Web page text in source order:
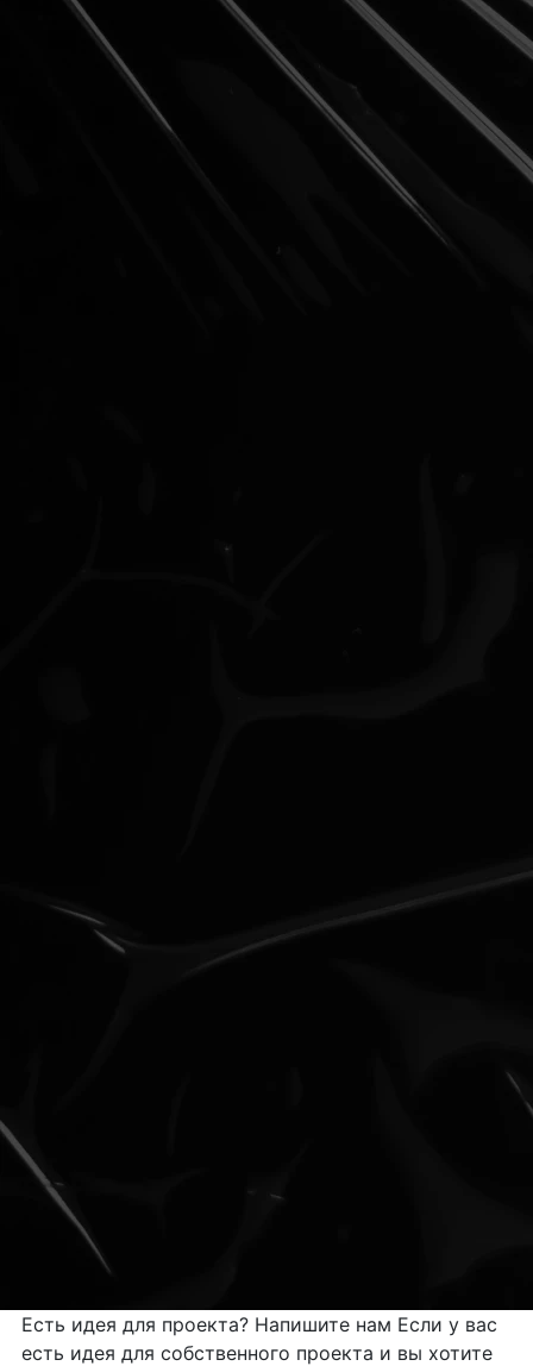
Есть идея для проекта? Напишите нам Если у вас
есть идея для собственного проекта и вы хотите